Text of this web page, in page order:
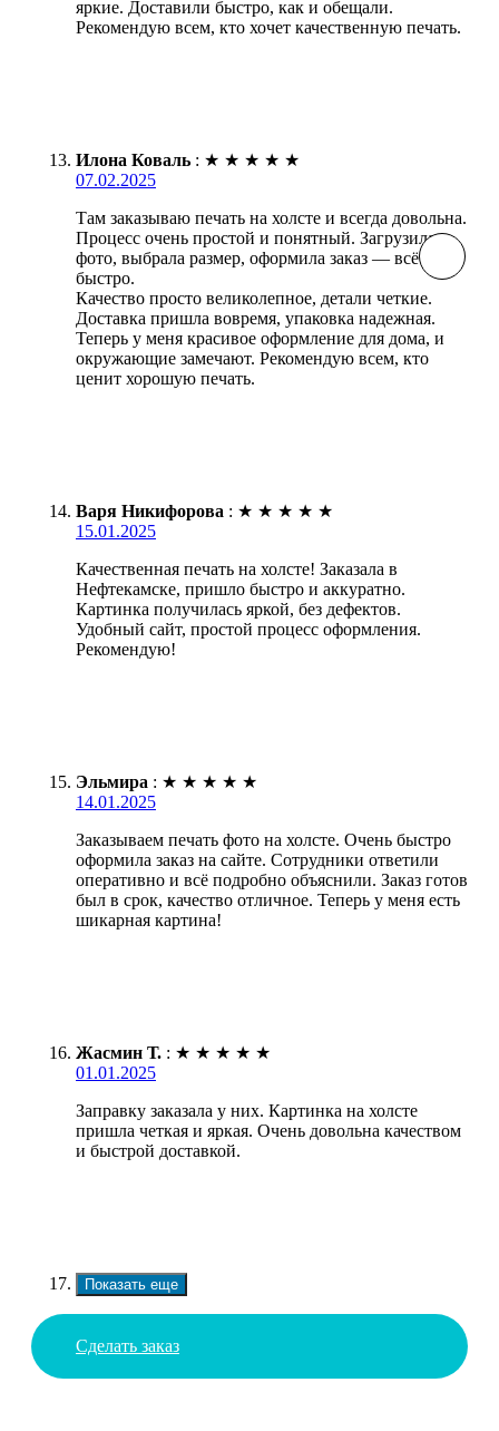
яркие. Доставили быстро, как и обещали.
Рекомендую всем, кто хочет качественную печать.
Илона Коваль : ★ ★ ★ ★ ★
07.02.2025
Там заказываю печать на холсте и всегда довольна.
Процесс очень простой и понятный. Загрузила
фото, выбрала размер, оформила заказ — всё
быстро.
Качество просто великолепное, детали четкие.
Доставка пришла вовремя, упаковка надежная.
Теперь у меня красивое оформление для дома, и
окружающие замечают. Рекомендую всем, кто
ценит хорошую печать.
Варя Никифорова : ★ ★ ★ ★ ★
15.01.2025
Качественная печать на холсте! Заказала в
Нефтекамске, пришло быстро и аккуратно.
Картинка получилась яркой, без дефектов.
Удобный сайт, простой процесс оформления.
Рекомендую!
Эльмира : ★ ★ ★ ★ ★
14.01.2025
Заказываем печать фото на холсте. Очень быстро
оформила заказ на сайте. Сотрудники ответили
оперативно и всё подробно объяснили. Заказ готов
был в срок, качество отличное. Теперь у меня есть
шикарная картина!
Жасмин Т. : ★ ★ ★ ★ ★
01.01.2025
Заправку заказала у них. Картинка на холсте
пришла четкая и яркая. Очень довольна качеством
и быстрой доставкой.
Показать еще
Сделать заказ